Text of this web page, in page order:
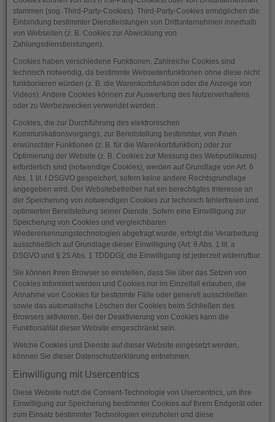
stammen (sog. Third-Party-Cookies). Third-Party-Cookies ermöglichen die
Einbindung bestimmter Dienstleistungen von Drittunternehmen innerhalb
von Webseiten (z. B. Cookies zur Abwicklung von
Zahlungsdienstleistungen).
Cookies haben verschiedene Funktionen. Zahlreiche Cookies sind
technisch notwendig, da bestimmte Webseitenfunktionen ohne diese nicht
funktionieren würden (z. B. die Warenkorbfunktion oder die Anzeige von
Videos). Andere Cookies können zur Auswertung des Nutzerverhaltens
oder zu Werbezwecken verwendet werden.
Cookies, die zur Durchführung des elektronischen
Kommunikationsvorgangs, zur Bereitstellung bestimmter, von Ihnen
erwünschter Funktionen (z. B. für die Warenkorbfunktion) oder zur
Optimierung der Website (z. B. Cookies zur Messung des Webpublikums)
erforderlich sind (notwendige Cookies), werden auf Grundlage von Art. 6
Abs. 1 lit. f DSGVO gespeichert, sofern keine andere Rechtsgrundlage
angegeben wird. Der Websitebetreiber hat ein berechtigtes Interesse an
der Speicherung von notwendigen Cookies zur technisch fehlerfreien und
optimierten Bereitstellung seiner Dienste. Sofern eine Einwilligung zur
Speicherung von Cookies und vergleichbaren
Wiedererkennungstechnologien abgefragt wurde, erfolgt die Verarbeitung
ausschließlich auf Grundlage dieser Einwilligung (Art. 6 Abs. 1 lit. a
DSGVO und § 25 Abs. 1 TDDDG); die Einwilligung ist jederzeit widerrufbar.
Sie können Ihren Browser so einstellen, dass Sie über das Setzen von
Cookies informiert werden und Cookies nur im Einzelfall erlauben, die
Annahme von Cookies für bestimmte Fälle oder generell ausschließen
sowie das automatische Löschen der Cookies beim Schließen des
Browsers aktivieren. Bei der Deaktivierung von Cookies kann die
Funktionalität dieser Website eingeschränkt sein.
Welche Cookies und Dienste auf dieser Website eingesetzt werden,
können Sie dieser Datenschutzerklärung entnehmen.
Einwilligung mit Usercentrics
Diese Website nutzt die Consent-Technologie von Usercentrics, um Ihre
Einwilligung zur Speicherung bestimmter Cookies auf Ihrem Endgerät oder
zum Einsatz bestimmter Technologien einzuholen und diese